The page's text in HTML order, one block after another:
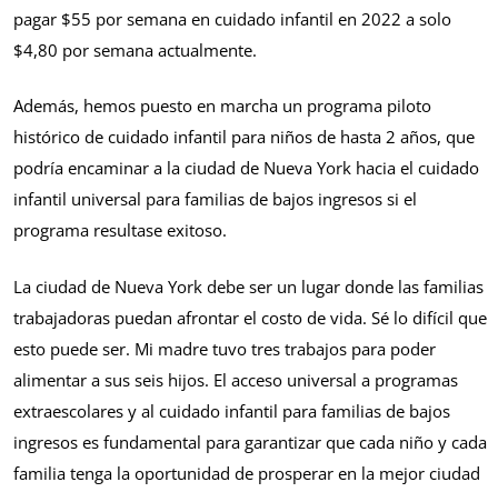
pagar $55 por semana en cuidado infantil en 2022 a solo
$4,80 por semana actualmente.
Además, hemos puesto en marcha un programa piloto
histórico de cuidado infantil para niños de hasta 2 años, que
podría encaminar a la ciudad de Nueva York hacia el cuidado
infantil universal para familias de bajos ingresos si el
programa resultase exitoso.
La ciudad de Nueva York debe ser un lugar donde las familias
trabajadoras puedan afrontar el costo de vida. Sé lo difícil que
esto puede ser. Mi madre tuvo tres trabajos para poder
alimentar a sus seis hijos. El acceso universal a programas
extraescolares y al cuidado infantil para familias de bajos
ingresos es fundamental para garantizar que cada niño y cada
familia tenga la oportunidad de prosperar en la mejor ciudad